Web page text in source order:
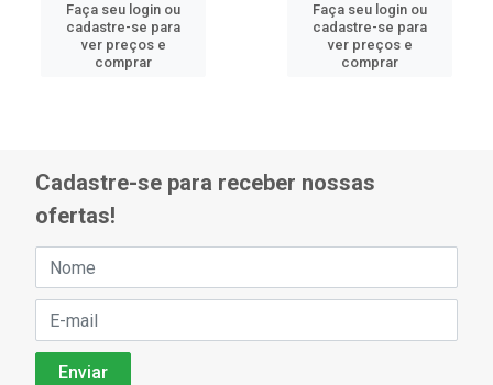
Faça seu login ou
cadastre-se para
ver preços e
comprar
Faça seu login ou
cadastre-se para
ver preços e
comprar
Cadastre-se para receber nossas
ofertas!